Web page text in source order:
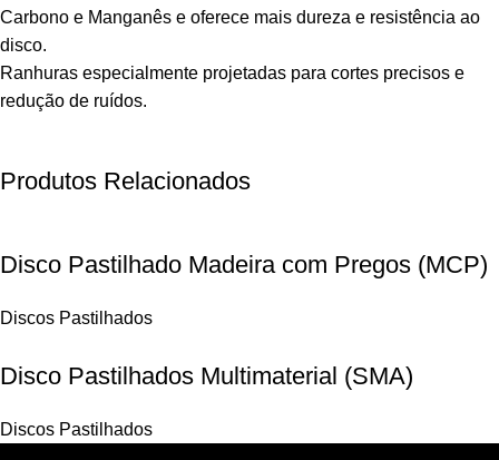
Carbono e Manganês e oferece mais dureza e resistência ao
disco.
Ranhuras especialmente projetadas para cortes precisos e
redução de ruídos.
Produtos Relacionados
Disco Pastilhado Madeira com Pregos (MCP)
Discos Pastilhados
Disco Pastilhados Multimaterial (SMA)
Discos Pastilhados